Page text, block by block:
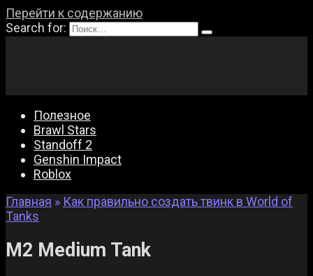
Перейти к содержанию
Search for:
Полезное
Brawl Stars
Standoff 2
Genshin Impact
Roblox
Главная » Как правильно создать твинк в World of
Tanks
M2 Medium Tank